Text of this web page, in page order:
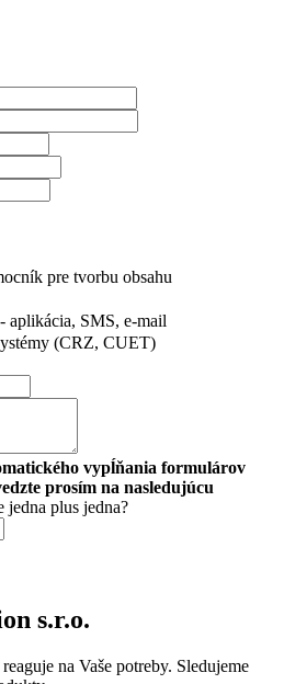
pre tvorbu obsahu
aplikácia, SMS, e-mail
(CRZ, CUET)
vypĺňania formulárov
prosím na nasledujúcu
plus jedna?
s.r.o.
na Vaše potreby. Sledujeme